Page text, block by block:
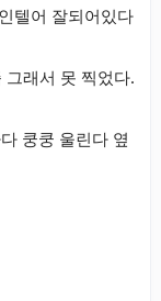
텔어 잘되어있다
래서 못 찍었다.
쿵쿵 울린다 옆